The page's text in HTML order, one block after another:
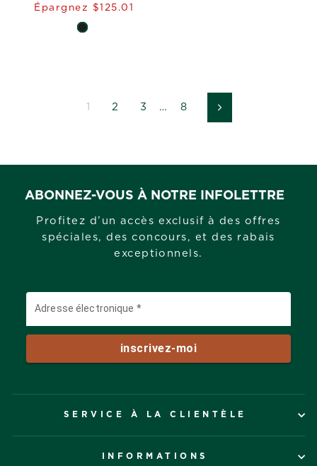
régulier
réduit
Épargnez $125.01
1 2 3 … 8 Suivant
ABONNEZ-VOUS À NOTRE INFOLETTRE
Profitez d’un accès exclusif à des offres
spéciales, des concours, et des rabais
exceptionnels.
SERVICE À LA CLIENTÈLE
INFORMATIONS